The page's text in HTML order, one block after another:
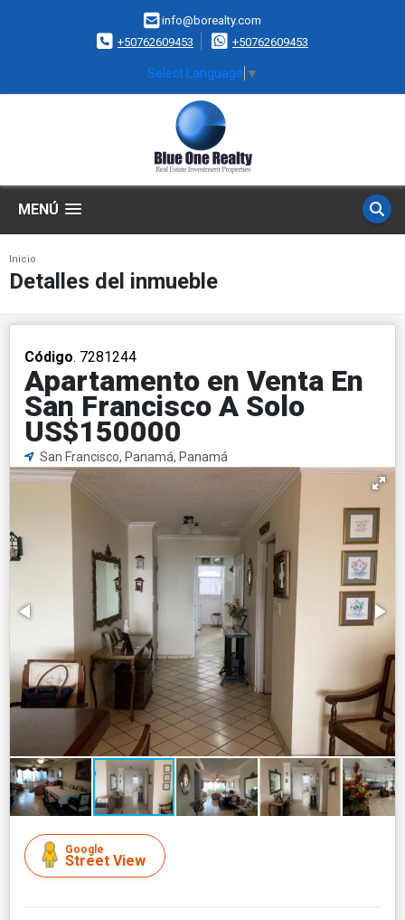
info@borealty.com
+50762609453
+50762609453
Select Language ▼
MENÚ
Inicio
Detalles del inmueble
Código. 7281244
Apartamento en Venta En
San Francisco A Solo
US$150000
San Francisco, Panamá, Panamá
Google
Street View